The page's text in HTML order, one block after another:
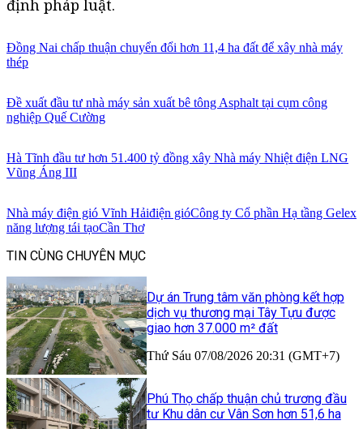
định pháp luật.
Đồng Nai chấp thuận chuyển đổi hơn 11,4 ha đất để xây nhà máy
thép
Đề xuất đầu tư nhà máy sản xuất bê tông Asphalt tại cụm công
nghiệp Quế Cường
Hà Tĩnh đầu tư hơn 51.400 tỷ đồng xây Nhà máy Nhiệt điện LNG
Vũng Áng III
Nhà máy điện gió Vĩnh Hảiđiện gióCông ty Cổ phần Hạ tầng Gelex
năng lượng tái tạoCần Thơ
TIN CÙNG CHUYÊN MỤC
Dự án Trung tâm văn phòng kết hợp
dịch vụ thương mại Tây Tựu được
giao hơn 37.000 m² đất
Thứ Sáu 07/08/2026 20:31 (GMT+7)
Phú Thọ chấp thuận chủ trương đầu
tư Khu dân cư Vân Sơn hơn 51,6 ha